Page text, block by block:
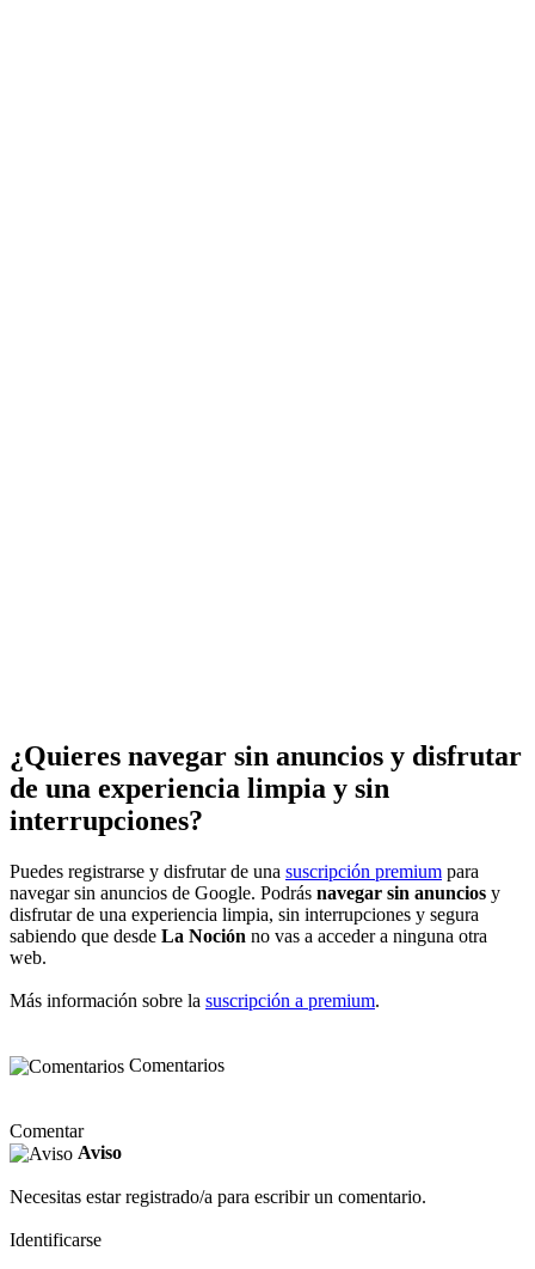
¿Quieres navegar sin anuncios y disfrutar
de una experiencia limpia y sin
interrupciones?
Puedes registrarse y disfrutar de una suscripción premium para
navegar sin anuncios de Google. Podrás navegar sin anuncios y
disfrutar de una experiencia limpia, sin interrupciones y segura
sabiendo que desde La Noción no vas a acceder a ninguna otra
web.
Más información sobre la suscripción a premium.
Comentarios
Comentar
Aviso
Necesitas estar registrado/a para escribir un comentario.
Identificarse